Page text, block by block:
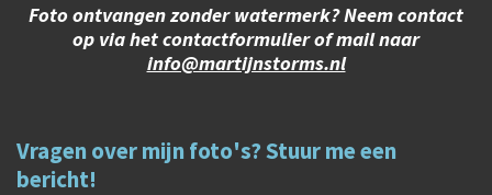
Foto ontvangen zonder watermerk? Neem contact
op via het contactformulier of mail naar
info@martijnstorms.nl
Vragen over mijn foto's? Stuur me een
bericht!